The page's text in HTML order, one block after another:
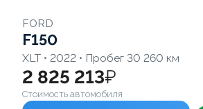
FORD
F150
XLT • 2022 • Пробег 30 260 км
2 825 213₽
Стоимость автомобиля